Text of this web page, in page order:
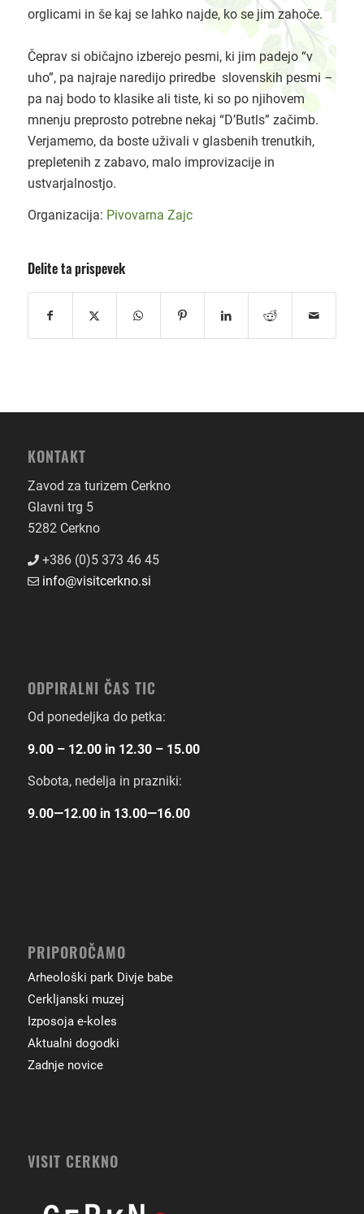
orglicami in še kaj se lahko najde, ko se jim zahoče.
Čeprav si običajno izberejo pesmi, ki jim padejo “v
uho”, pa najraje naredijo priredbe slovenskih pesmi –
pa naj bodo to klasike ali tiste, ki so po njihovem
mnenju preprosto potrebne nekaj “D’Butls” začimb.
Verjamemo, da boste uživali v glasbenih trenutkih,
prepletenih z zabavo, malo improvizacije in
ustvarjalnostjo.
Organizacija: Pivovarna Zajc
Delite ta prispevek
KONTAKT
Zavod za turizem Cerkno
Glavni trg 5
5282 Cerkno
+386 (0)5 373 46 45
info@visitcerkno.si
ODPIRALNI ČAS TIC
Od ponedeljka do petka:
9.00 – 12.00 in 12.30 – 15.00
Sobota, nedelja in prazniki:
9.00―12.00 in 13.00―16.00
PRIPOROČAMO
Arheološki park Divje babe
Cerkljanski muzej
Izposoja e-koles
Aktualni dogodki
Zadnje novice
VISIT CERKNO